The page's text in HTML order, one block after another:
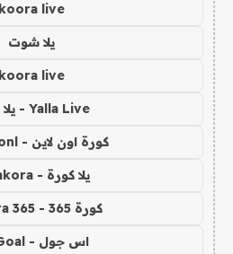
koora live
يلا شوت
koora live
Yalla Live - يلا لايف
كورة اون لاين - koora onl
يلا كورة - yallakora
كورة 365 - kooora 365
اس جول - AS Goal